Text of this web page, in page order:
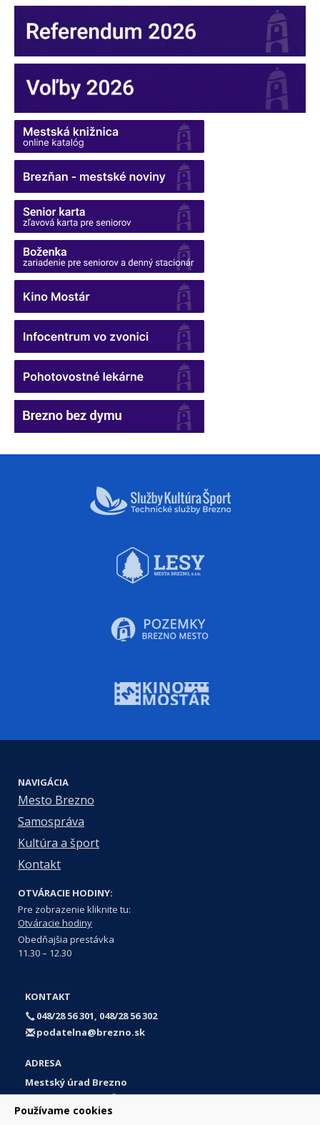
Používame cookies
NAVIGÁCIA
Mesto Brezno
Samospráva
Kultúra a šport
Kontakt
OTVÁRACIE HODINY:
Pre zobrazenie kliknite tu:
Otváracie hodiny
Obedňajšia prestávka
11.30 – 12.30
KONTAKT
048/28 56 301, 048/28 56 302
podatelna@brezno.sk
ADRESA
Mestský úrad Brezno
Námestie gen. M. R. Štefánika 1
977 01 Brezno